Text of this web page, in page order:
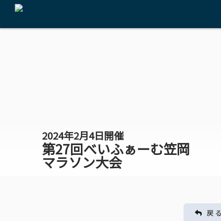
2024年2月4日開催
第27回べいふぁーむ笠岡
マラソン大会
戻